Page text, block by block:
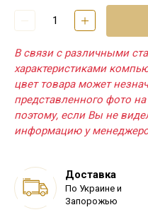
В связи с различными
характеристиками
цвет товара может
представленного фото на
поэтому, если Вы не
информацию у
Доставка
По Украине и
Запорожью